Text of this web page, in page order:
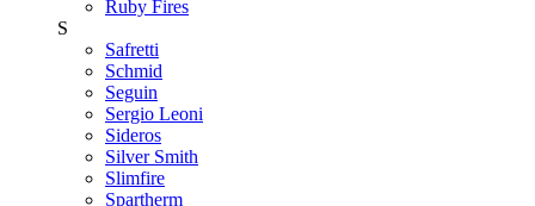
Ruby Fires
S
Safretti
Schmid
Seguin
Sergio Leoni
Sideros
Silver Smith
Slimfire
Spartherm